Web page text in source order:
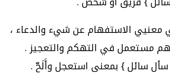
الاستفهام عن شيء والدعاء ،
مستعمل في التهكم والتعجيز .
سأل سائل } بمعنى استعجل وأَلَحّ .